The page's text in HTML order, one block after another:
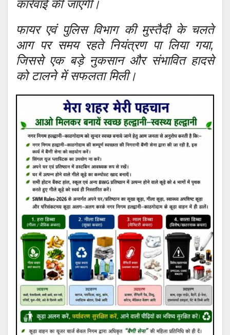
कार्रवाई की जाएगी।
फायर एवं पुलिस विभाग की मुस्तैदी के चलते
आग पर समय रहते नियंत्रण पा लिया गया,
जिससे एक बड़े नुकसान और संभावित हादसे
को टालने में सफलता मिली।